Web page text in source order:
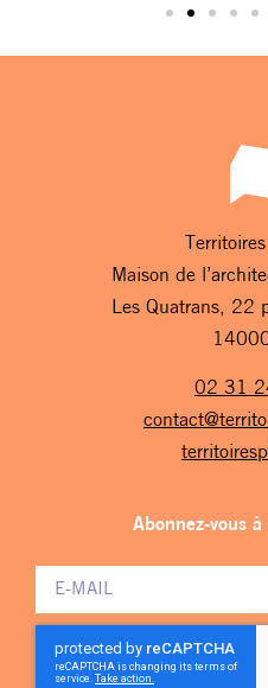
Maison de
Les Quatrans, 22
02 31
Abonnez-vous